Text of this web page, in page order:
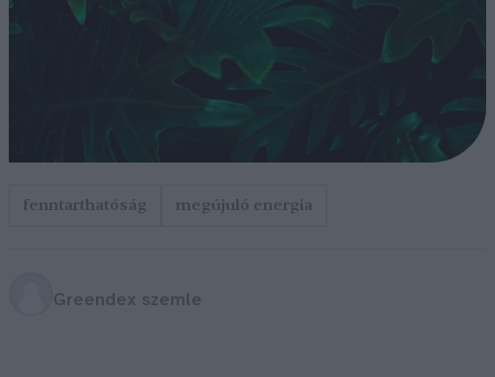
fenntarthatóság megújuló energia
Greendex szemle